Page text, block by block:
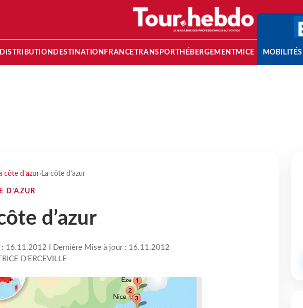
DISTRIBUTION DESTINATION FRANCETRANSPORT HÉBERGEMENTMICE MOBILITÉS
côte d’azur› La côte d’azur
D’AZUR
d’azur
: 16.11.2012 I Dernière Mise à jour : 16.11.2012
D’ERCEVILLE